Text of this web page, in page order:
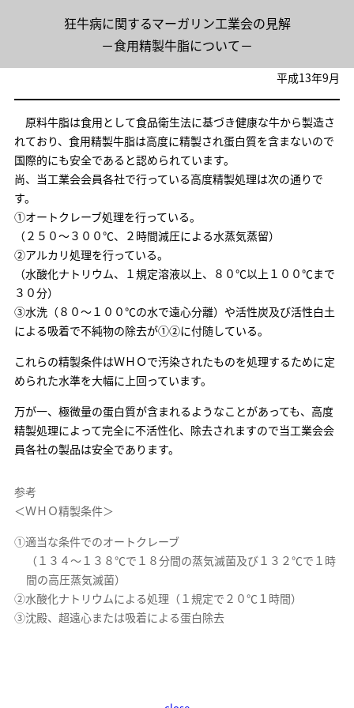
狂牛病に関するマーガリン工業会の見解
－食用精製牛脂について－
平成13年9月
原料牛脂は食用として食品衛生法に基づき健康な牛から製造さ
れており、食用精製牛脂は高度に精製され蛋白質を含まないので
国際的にも安全であると認められています。
尚、当工業会会員各社で行っている高度精製処理は次の通りで
す。
①オートクレーブ処理を行っている。
（２５０～３００℃、２時間減圧による水蒸気蒸留）
②アルカリ処理を行っている。
（水酸化ナトリウム、１規定溶液以上、８０℃以上１００℃まで
３０分）
③水洗（８０～１００℃の水で遠心分離）や活性炭及び活性白土
による吸着で不純物の除去が①②に付随している。
これらの精製条件はＷＨＯで汚染されたものを処理するために定
められた水準を大幅に上回っています。
万が一、極微量の蛋白質が含まれるようなことがあっても、高度
精製処理によって完全に不活性化、除去されますので当工業会会
員各社の製品は安全であります。
参考
＜ＷＨＯ精製条件＞
①適当な条件でのオートクレーブ
（１３４～１３８℃で１８分間の蒸気滅菌及び１３２℃で１時
間の高圧蒸気滅菌）
②水酸化ナトリウムによる処理（１規定で２０℃１時間）
③沈殿、超遠心または吸着による蛋白除去